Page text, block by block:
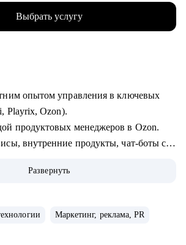
Выбрать услугу
опытом управления в ключевых
Playrix, Ozon).
продуктовых менеджеров в Ozon.
внутренние продукты, чат-боты с
данных, как продукт.
на карьерные и
составили более 300 резюме для
Развернуть
Маркетинг, реклама, PR